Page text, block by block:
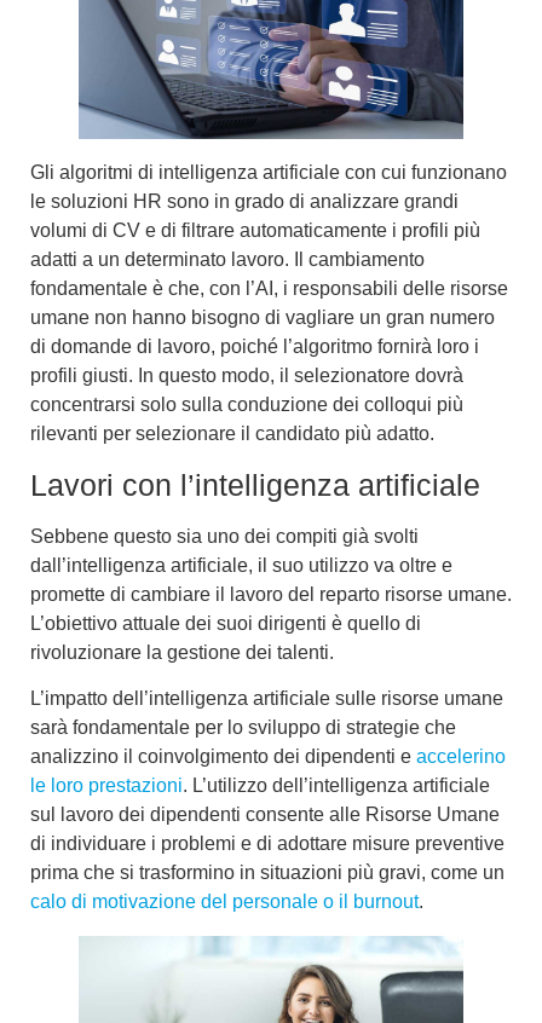
Gli algoritmi di intelligenza artificiale con cui funzionano
le soluzioni HR sono in grado di analizzare grandi
volumi di CV e di filtrare automaticamente i profili più
adatti a un determinato lavoro. Il cambiamento
fondamentale è che, con l’AI, i responsabili delle risorse
umane non hanno bisogno di vagliare un gran numero
di domande di lavoro, poiché l’algoritmo fornirà loro i
profili giusti. In questo modo, il selezionatore dovrà
concentrarsi solo sulla conduzione dei colloqui più
rilevanti per selezionare il candidato più adatto.
Lavori con l’intelligenza artificiale
Sebbene questo sia uno dei compiti già svolti
dall’intelligenza artificiale, il suo utilizzo va oltre e
promette di cambiare il lavoro del reparto risorse umane.
L’obiettivo attuale dei suoi dirigenti è quello di
rivoluzionare la gestione dei talenti.
L’impatto dell’intelligenza artificiale sulle risorse umane
sarà fondamentale per lo sviluppo di strategie che
analizzino il coinvolgimento dei dipendenti e accelerino
le loro prestazioni. L’utilizzo dell’intelligenza artificiale
sul lavoro dei dipendenti consente alle Risorse Umane
di individuare i problemi e di adottare misure preventive
prima che si trasformino in situazioni più gravi, come un
calo di motivazione del personale o il burnout.